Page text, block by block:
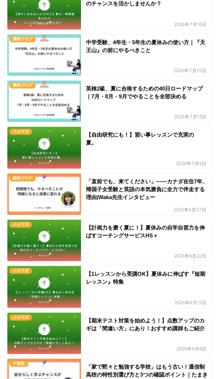
のチャンスを活かしませんか？
2026年7月16日
講師ブログ
中学受験、4年生・5年生の夏休みの使い方｜『天
王山』の前にやるべきこと
2026年7月15日
講師ブログ
英検2級、夏に合格するための40日ロードマップ
｜7月・8月・9月でやることを全部決める
2026年7月13日
メルマガ
【自由研究にも！】習い事レッスンで充実の
夏。
2026年7月6日
講師ブログ
「直前でも、来てください」——カナダ在住7年、
帰国子女受験と英語の本気勝負に全力で伴走する
理由|Waka先生インタビュー
2026年6月27日
メルマガ
【計画力を磨く夏に！】夏休みの自学自習力を伸
ばすコーチングサービスHS＋
2026年6月22日
メルマガ
【1レッスンから受講OK】夏休みに伸ばす『短期
レッスン』特集
2026年6月12日
メルマガ
【期末テスト対策を始めよう！】点数アップのカ
ギは「間違い方」にあり！おすすめ講師もご紹介
2026年6月8日
不登校
「家で黙々と勉強する学校」はもう古い！通信制
高校の特性別選び方と3つの確認ポイント｜たまき